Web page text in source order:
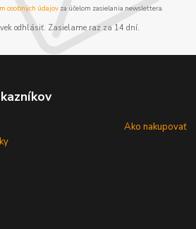
osobných údajov za účelom zasielania newslettera.
odhlásiť. Zasielame raz za 14 dní.
Ako nakupovať